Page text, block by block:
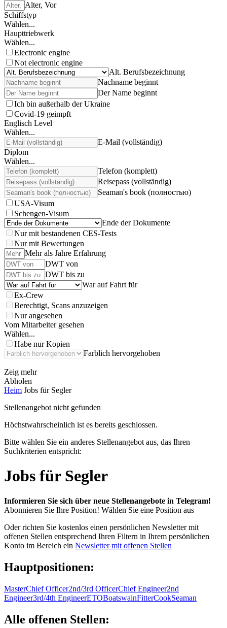
Alter, Vor
Schiffstyp
Wählen...
Haupttriebwerk
Wählen...
Electronic engine
Not electronic engine
Alt. Berufsbezeichnung
Nachname beginnt
Der Name beginnt
Ich bin außerhalb der Ukraine
Covid-19 geimpft
Englisch Level
Wählen...
E-Mail (vollständig)
Diplom
Wählen...
Telefon (komplett)
Reisepass (vollständig)
Seaman's book (полностью)
USA-Visum
Schengen-Visum
Ende der Dokumente
Nur mit bestandenen CES-Tests
Nur mit Bewertungen
Mehr als Jahre Erfahrung
DWT von
DWT bis zu
War auf Fahrt für
Ex-Crew
Berechtigt, Scans anzuzeigen
Nur angesehen
Vom Mitarbeiter gesehen
Wählen...
Habe nur Kopien
Farblich hervorgehoben
Zeig mehr
Abholen
Heim Jobs für Segler
Stellenangebot nicht gefunden
Höchstwahrscheinlich ist es bereits geschlossen.
Bitte wählen Sie ein anderes Stellenangebot aus, das Ihren
Suchkriterien entspricht:
Jobs für Segler
Informieren Sie sich über neue Stellenangebote in Telegram!
Abonnieren Sie Ihre Position! Wählen Sie eine Position aus
Oder richten Sie kostenlos einen persönlichen Newsletter mit
offenen Stellen entsprechend Ihren Filtern in Ihrem persönlichen
Konto im Bereich ein Newsletter mit offenen Stellen
Hauptpositionen:
MasterChief Officer2nd/3rd OfficerChief Engineer2nd
Engineer3rd/4th EngineerETOBoatswainFitterCookSeaman
Alle offenen Stellen: